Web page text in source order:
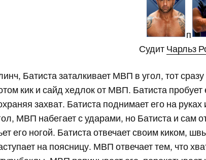
п
Судит Чарльз
Батиста заталкивает МВП в угол, тот
кик и сайд хедлок от МВП. Батиста
захват. Батиста поднимает его на
МВП набегает с ударами, но Батиста и сам
его ногой. Батиста отвечает своим киком,
на поясницу. МВП отвечает тем, что